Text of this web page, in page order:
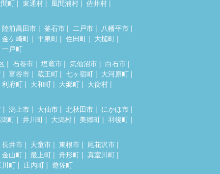
町
東通村 風間浦村 佐井村
陸前高田市 釜石市 二戸市
八幡平市
金ケ崎町
平泉町 住田町
大槌町
一戸町
石巻市 塩竈市 気仙沼市
白石市
富谷市 蔵王町 七ヶ宿町
大河原町
利府町
大和町 大郷町 大衡村
潟上市 大仙市 北秋田市
にかほ市
町
井川町 大潟村 美郷町 羽後町
長井市 天童市 東根市
尾花沢市
金山町
最上町 舟形町
真室川町
川町
庄内町
遊佐町